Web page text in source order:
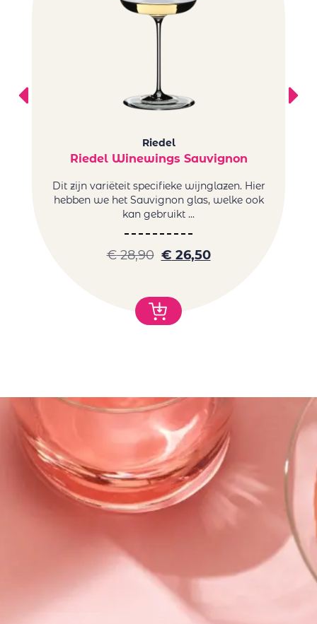
Riedel
Riedel Winewings Sauvignon
Dit zijn variëteit specifieke wijnglazen. Hier
hebben we het Sauvignon glas, welke ook
kan gebruikt ...
€28,90 € 26,50